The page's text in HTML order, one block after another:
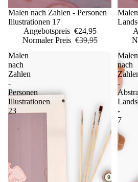
Sale
Malen nach Zahlen - Personen
Illustrationen 17
Angebotspreis €24,95
Normaler Preis €39,95
Sale
Malen
nach
Zahlen
-
Personen
Illustrationen
23
Malen
nach
-
-
7